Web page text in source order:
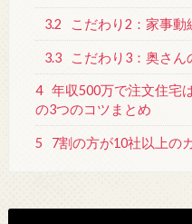
3.2 こだわり2：家事動
3.3 こだわり3：奥さん
4 年収500万で注文住宅
の3つのコツまとめ
5 7割の方が10社以上の